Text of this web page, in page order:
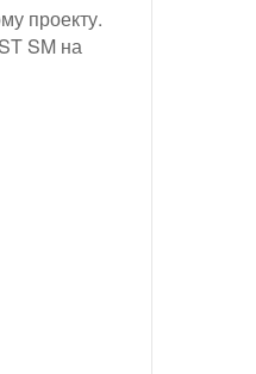
проекту.
SM на